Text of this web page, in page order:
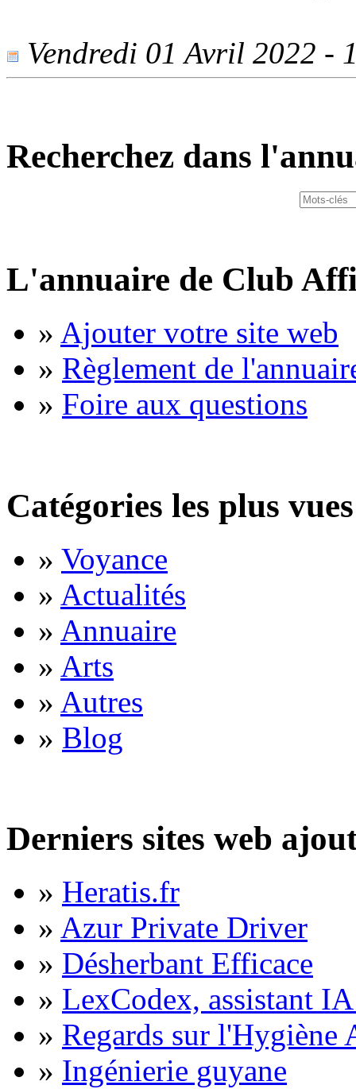
Vendredi 01 Avril 2022 -
Recherchez dans
L'annuaire de Club
» Ajouter votre site web
» Règlement de
» Foire aux questions
Catégories les plus vues
» Voyance
» Actualités
» Annuaire
» Arts
» Autres
» Blog
Derniers sites web
» Heratis.fr
» Azur Private Driver
» Désherbant Efficace
» LexCodex, assistant
» Regards sur l'Hygiène
» Ingénierie guyane